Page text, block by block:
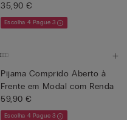
...
35,90 €
Escolha 4 Pague 3
Pijama Comprido Aberto à
Frente em Modal com Renda
59,90 €
Escolha 4 Pague 3